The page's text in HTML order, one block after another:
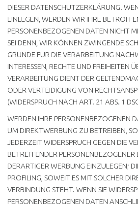
DIESER DATENSCHUTZERKLÄRUNG.
EINLEGEN, WERDEN WIR IHRE
PERSONENBEZOGENEN DATEN NICHT
SEI DENN, WIR KÖNNEN ZWINGENDE
GRÜNDE FÜR DIE VERARBEITUNG
INTERESSEN, RECHTE UND FREIHEITEN
VERARBEITUNG DIENT DER
ODER VERTEIDIGUNG VON
(WIDERSPRUCH NACH ART. 21 ABS. 1
WERDEN IHRE PERSONENBEZOGENEN
UM DIREKTWERBUNG ZU BETREIBEN,
JEDERZEIT WIDERSPRUCH GEGEN DIE
BETREFFENDER
DERARTIGER WERBUNG EINZULEGEN;
PROFILING, SOWEIT ES MIT SOLCHER
VERBINDUNG STEHT. WENN SIE
PERSONENBEZOGENEN DATEN